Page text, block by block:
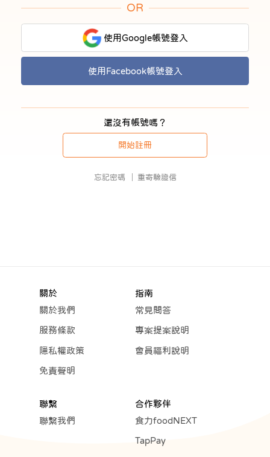
OR
使用Google帳號登入
使用Facebook帳號登入
還沒有帳號嗎？
開始註冊
忘記密碼 重寄驗證信
關於
關於我們
服務條款
隱私權政策
免責聲明
指南
常見問答
專案提案說明
會員福利說明
聯繫
聯繫我們
合作夥伴
食力foodNEXT
TapPay